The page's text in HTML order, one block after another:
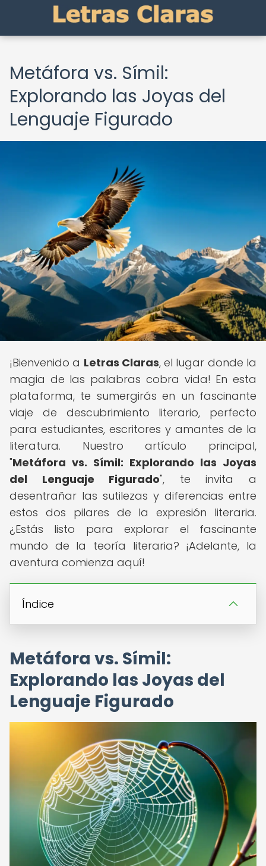
Metáfora vs. Símil:
Explorando las Joyas del
Lenguaje Figurado
¡Bienvenido a Letras Claras, el lugar donde la
magia de las palabras cobra vida! En esta
plataforma, te sumergirás en un fascinante
viaje de descubrimiento literario, perfecto
para estudiantes, escritores y amantes de la
literatura. Nuestro artículo principal,
"Metáfora vs. Símil: Explorando las Joyas
del Lenguaje Figurado", te invita a
desentrañar las sutilezas y diferencias entre
estos dos pilares de la expresión literaria.
¿Estás listo para explorar el fascinante
mundo de la teoría literaria? ¡Adelante, la
aventura comienza aquí!
Índice
Metáfora vs. Símil:
Explorando las Joyas del
Lenguaje Figurado